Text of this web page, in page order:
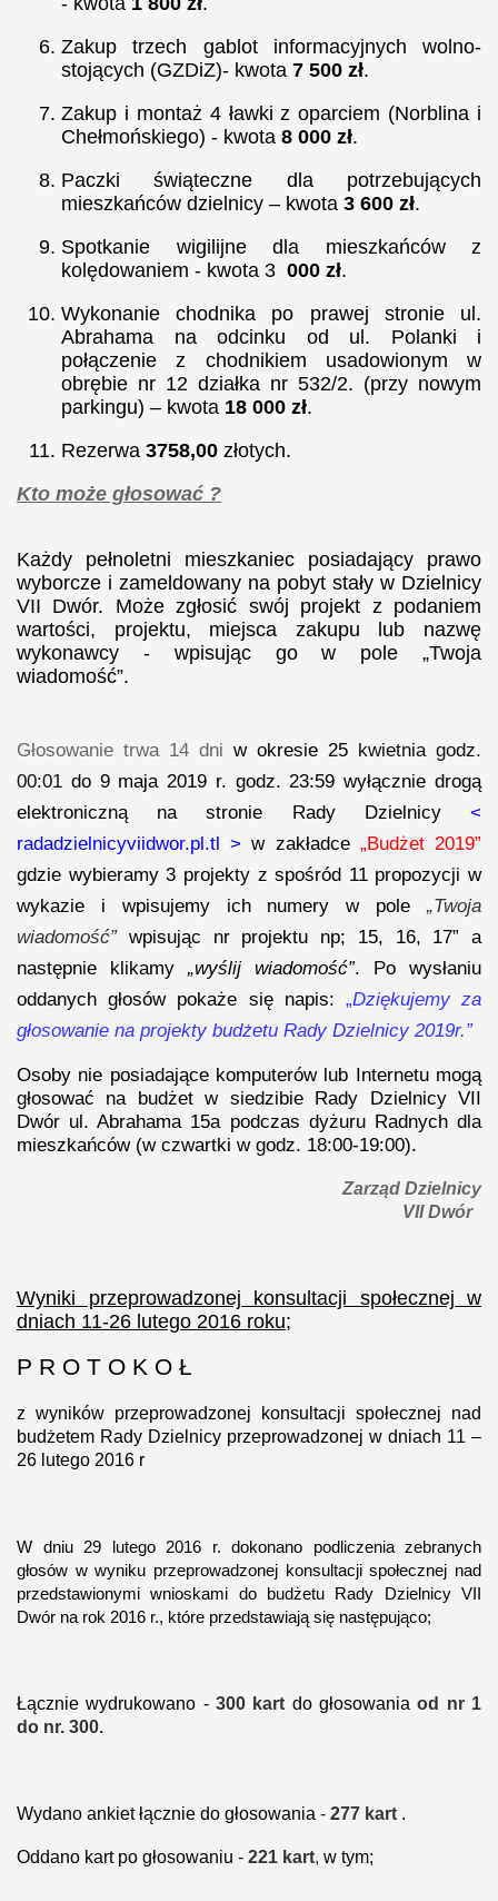
Zakup trzech gablot informacyjnych wolno-
stojących (GZDiZ)- kwota 7 500 zł.
Zakup i montaż 4 ławki z oparciem (Norblina i
Chełmońskiego) - kwota 8 000 zł.
Paczki świąteczne dla potrzebujących
mieszkańców dzielnicy – kwota 3 600 zł.
Spotkanie wigilijne dla mieszkańców z
kolędowaniem - kwota 3 000 zł.
Wykonanie chodnika po prawej stronie ul.
Abrahama na odcinku od ul. Polanki i
połączenie z chodnikiem usadowionym w
obrębie nr 12 działka nr 532/2. (przy nowym
parkingu) – kwota 18 000 zł.
Rezerwa 3758,00 złotych.
Kto może głosować ?
Każdy pełnoletni mieszkaniec posiadający prawo
wyborcze i zameldowany na pobyt stały w Dzielnicy
VII Dwór. Może zgłosić swój projekt z podaniem
wartości, projektu, miejsca zakupu lub nazwę
wykonawcy - wpisując go w pole „Twoja
wiadomość”.
Głosowanie trwa 14 dni w okresie 25 kwietnia godz.
00:01 do9 maja 2019 r. godz. 23:59 wyłącznie drogą
elektroniczną na stronie Rady Dzielnicy <
radadzielnicyviidwor.pl.tl > w zakładce „Budżet 2019”
gdzie wybieramy3 projekty z spośród 11propozycji w
wykazie i wpisujemy ich numery w pole „Twoja
wiadomość” wpisując nr projektu np; 15, 16, 17” a
następnie klikamy „wyślij wiadomość”. Po wysłaniu
oddanych głosów pokaże się napis: „Dziękujemy za
głosowanie na projekty budżetu Rady Dzielnicy 2019r.”
Osoby nie posiadające komputerów lub Internetu mogą
głosować na budżet w siedzibie Rady Dzielnicy VII
Dwór ul. Abrahama 15a podczas dyżuru Radnych dla
mieszkańców (w czwartki w godz. 18:00-19:00).
Zarząd Dzielnicy
VII Dwór
Wyniki przeprowadzonej konsultacji społecznej w
dniach 11-26 lutego 2016 roku;
P R O T O K O Ł
z wyników przeprowadzonej konsultacji społecznej nad
budżetem Rady Dzielnicy przeprowadzonej w dniach 11 –
26 lutego 2016 r
W dniu 29 lutego 2016 r. dokonano podliczeniazebranych
głosów w wyniku przeprowadzonej konsultacji społecznej nad
przedstawionymi wnioskami do budżetu Rady Dzielnicy VII
Dwór na rok 2016 r., które przedstawiają się następująco;
Łącznie wydrukowano -300 kart do głosowaniaod nr 1
do nr. 300.
Wydano ankietłącznie do głosowania - 277 kart .
Oddano kart po głosowaniu - 221 kart, w tym;